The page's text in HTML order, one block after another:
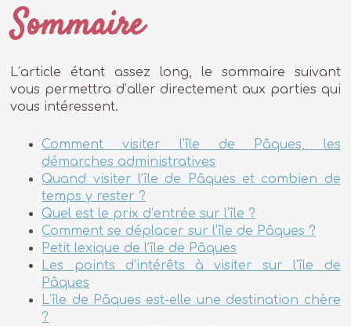
Sommaire
L’article étant assez long, le sommaire suivant
vous permettra d’aller directement aux parties qui
vous intéressent.
Comment visiter l’île de Pâques, les
démarches administratives
Quand visiter l’île de Pâques et combien de
temps y rester ?
Quel est le prix d’entrée sur l’île ?
Comment se déplacer sur l’île de Pâques ?
Petit lexique de l’île de Pâques
Les points d’intérêts à visiter sur l’île de
Pâques
L’île de Pâques est-elle une destination chère
?